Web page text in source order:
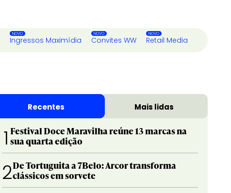
Ingressos Maximídia Convites WW Retail Media
Recentes Mais lidas
1 Festival Doce Maravilha reúne 13 marcas na
sua quarta edição
2De Tortuguita a 7Belo: Arcor transforma
clássicos em sorvete